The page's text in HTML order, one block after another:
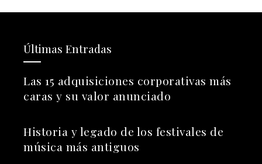
Últimas Entradas
Las 15 adquisiciones corporativas más
caras y su valor anunciado
Historia y legado de los festivales de
música más antiguos